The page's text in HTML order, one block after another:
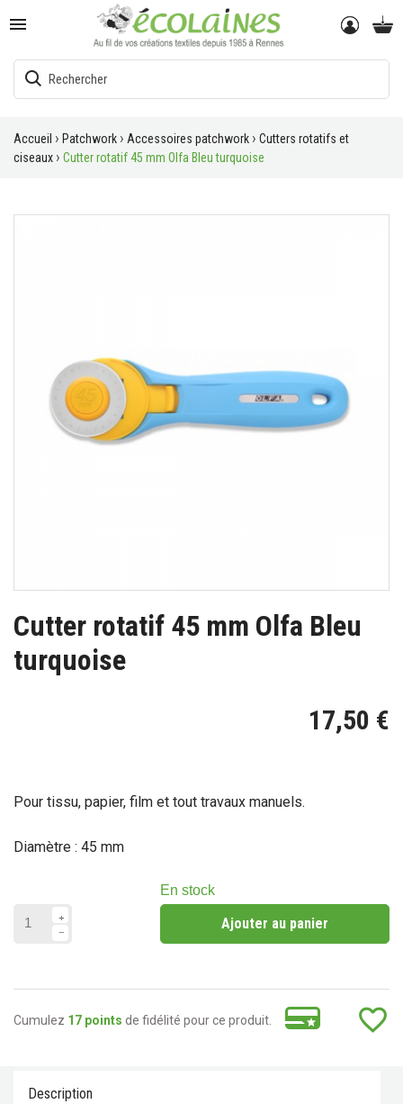

Accueil Patchwork Accessoires patchwork
Cutters rotatifs et
ciseaux
Cutter rotatif 45 mm Olfa Bleu turquoise
Cutter rotatif 45 mm Olfa Bleu
turquoise
17,50 €
Pour tissu, papier, film et tout travaux manuels.
Diamètre : 45 mm
En stock
Ajouter au panier
favorite_border
Cumulez 17 points de fidélité pour ce produit.
Description